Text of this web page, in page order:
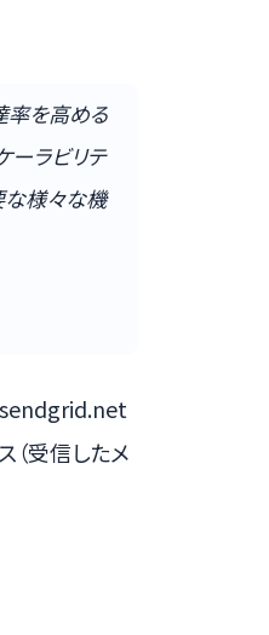
率を高める
ーラビリテ
な様々な機
（受信したメ